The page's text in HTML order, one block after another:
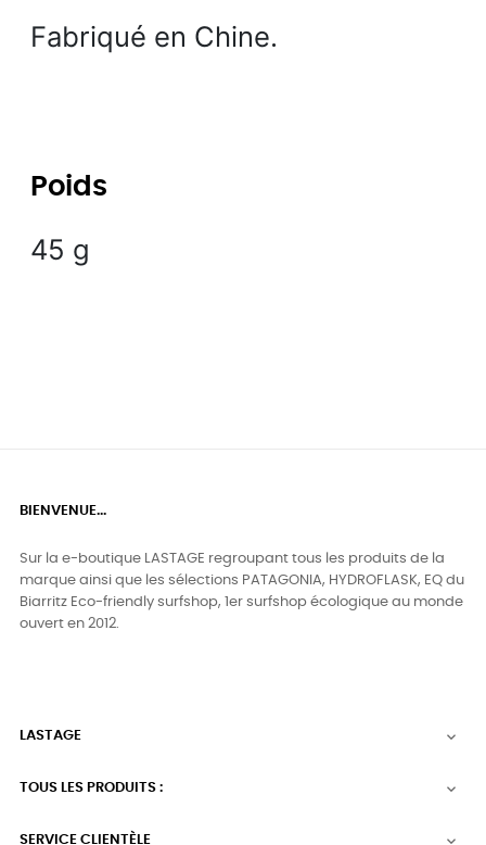
Fabriqué en Chine.
Poids
45 g
BIENVENUE...
Sur la e-boutique LASTAGE regroupant tous les produits de la
marque ainsi que les sélections PATAGONIA, HYDROFLASK, EQ du
Biarritz Eco-friendly surfshop, 1er surfshop écologique au monde
ouvert en 2012.
LASTAGE 
TOUS LES PRODUITS : 
SERVICE CLIENTÈLE 